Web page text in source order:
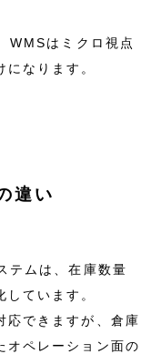
WMSはミクロ視点
なります。
違い
テムは、在庫数量
ています。
応できますが、倉庫
オペレーション面の